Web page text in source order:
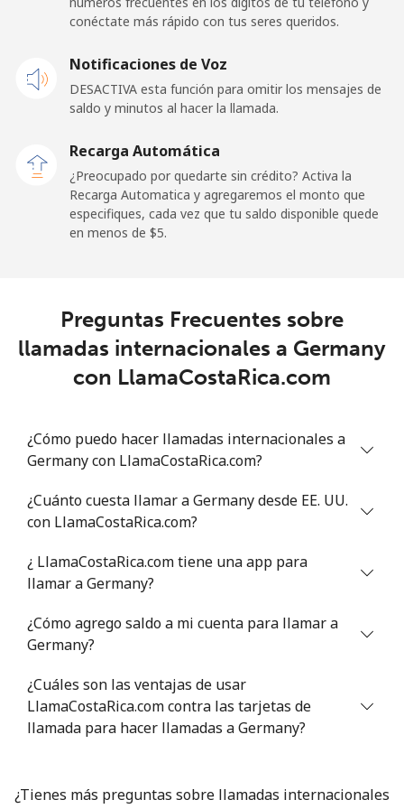
Línea fija ⁦33.9¢⁩
14 min por
⁦27.5¢⁩
Gibraltar
Celular ⁦21.5¢⁩
23 min por
⁦$5⁩
Greece
Línea fija ⁦1.5¢⁩
333 min por
⁦$5⁩
Celular ⁦1.6¢⁩
312 min por
Greenland
⁦$5⁩
Celular
Grenada
Línea fija ⁦16.9¢⁩
29 min por
-
conéctate más rápido con tus seres queridos.
Notificaciones de Voz
DESACTIVA esta función para omitir los mensajes de
saldo y minutos al hacer la llamada.
Recarga Automática
¿Preocupado por quedarte sin crédito? Activa la
Recarga Automatica y agregaremos el monto que
especifiques, cada vez que tu saldo disponible quede
en menos de ⁦$5⁩.
Preguntas Frecuentes sobre
llamadas internacionales a Germany
con LlamaCostaRica.com
¿Cómo puedo hacer llamadas internacionales a
Germany con LlamaCostaRica.com?
¿Cuánto cuesta llamar a Germany desde EE. UU.
con LlamaCostaRica.com?
¿ LlamaCostaRica.com tiene una app para
llamar a Germany?
¿Cómo agrego saldo a mi cuenta para llamar a
Germany?
¿Cuáles son las ventajas de usar
LlamaCostaRica.com contra las tarjetas de
llamada para hacer llamadas a Germany?
¿Tienes más preguntas sobre llamadas internacionales